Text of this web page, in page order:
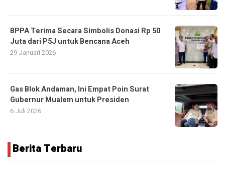
BPPA Terima Secara Simbolis Donasi Rp 50
Juta dari P5J untuk Bencana Aceh
29 Januari 2026
Gas Blok Andaman, Ini Empat Poin Surat
Gubernur Mualem untuk Presiden
6 Juli 2026
Berita Terbaru